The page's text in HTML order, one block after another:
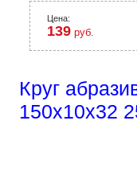
Цена:
139 руб.
Круг
150x10x32